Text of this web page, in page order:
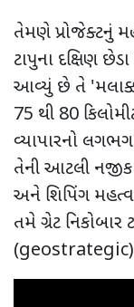
તેમણે પ્રોજેક્ટનું
ટાપુના દક્ષિણ
આવ્યું છે તે '
75 થી 80
વ્યાપારનો
તેની આટલી નજીક
અને શિપિંગ
તમે ગ્રેટ નિકોબાર
(geostrategic)